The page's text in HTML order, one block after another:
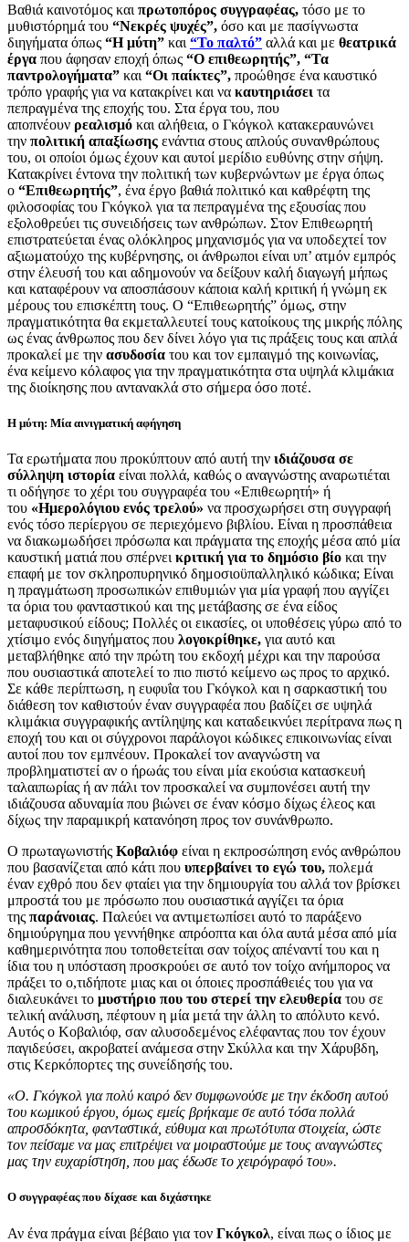
Βαθιά καινοτόμος και πρωτοπόρος συγγραφέας, τόσο με το
μυθιστόρημά του “Νεκρές ψυχές”, όσο και με πασίγνωστα
διηγήματα όπως “Η μύτη” και “Το παλτό” αλλά και με θεατρικά
έργα που άφησαν εποχή όπως “Ο επιθεωρητής”, “Τα
παντρολογήματα” και “Οι παίκτες”, προώθησε ένα καυστικό
τρόπο γραφής για να κατακρίνει και να καυτηριάσει τα
πεπραγμένα της εποχής του. Στα έργα του, που
αποπνέουν ρεαλισμό και αλήθεια, ο Γκόγκολ κατακεραυνώνει
την πολιτική απαξίωσης ενάντια στους απλούς συνανθρώπους
του, οι οποίοι όμως έχουν και αυτοί μερίδιο ευθύνης στην σήψη.
Κατακρίνει έντονα την πολιτική των κυβερνώντων με έργα όπως
ο “Επιθεωρητής”, ένα έργο βαθιά πολιτικό και καθρέφτη της
φιλοσοφίας του Γκόγκολ για τα πεπραγμένα της εξουσίας που
εξολοθρεύει τις συνειδήσεις των ανθρώπων. Στον Επιθεωρητή
επιστρατεύεται ένας ολόκληρος μηχανισμός για να υποδεχτεί τον
αξιωματούχο της κυβέρνησης, οι άνθρωποι είναι υπ’ ατμόν εμπρός
στην έλευσή του και αδημονούν να δείξουν καλή διαγωγή μήπως
και καταφέρουν να αποσπάσουν κάποια καλή κριτική ή γνώμη εκ
μέρους του επισκέπτη τους. Ο “Επιθεωρητής” όμως, στην
πραγματικότητα θα εκμεταλλευτεί τους κατοίκους της μικρής πόλης
ως ένας άνθρωπος που δεν δίνει λόγο για τις πράξεις τους και απλά
προκαλεί με την ασυδοσία του και τον εμπαιγμό της κοινωνίας,
ένα κείμενο κόλαφος για την πραγματικότητα στα υψηλά κλιμάκια
της διοίκησης που αντανακλά στο σήμερα όσο ποτέ.
Η μύτη: Μία αινιγματική αφήγηση
Τα ερωτήματα που προκύπτουν από αυτή την ιδιάζουσα σε
σύλληψη ιστορία είναι πολλά, καθώς ο αναγνώστης αναρωτιέται
τι οδήγησε το χέρι του συγγραφέα του «Επιθεωρητή» ή
του «Ημερολόγιου ενός τρελού» να προσχωρήσει στη συγγραφή
ενός τόσο περίεργου σε περιεχόμενο βιβλίου. Είναι η προσπάθεια
να διακωμωδήσει πρόσωπα και πράγματα της εποχής μέσα από μία
καυστική ματιά που σπέρνει κριτική για το δημόσιο βίο και την
επαφή με τον σκληροπυρηνικό δημοσιοϋπαλληλικό κώδικα; Είναι
η πραγμάτωση προσωπικών επιθυμιών για μία γραφή που αγγίζει
τα όρια του φανταστικού και της μετάβασης σε ένα είδος
μεταφυσικού είδους; Πολλές οι εικασίες, οι υποθέσεις γύρω από το
χτίσιμο ενός διηγήματος που λογοκρίθηκε, για αυτό και
μεταβλήθηκε από την πρώτη του εκδοχή μέχρι και την παρούσα
που ουσιαστικά αποτελεί το πιο πιστό κείμενο ως προς το αρχικό.
Σε κάθε περίπτωση, η ευφυΐα του Γκόγκολ και η σαρκαστική του
διάθεση τον καθιστούν έναν συγγραφέα που βαδίζει σε υψηλά
κλιμάκια συγγραφικής αντίληψης και καταδεικνύει περίτρανα πως η
εποχή του και οι σύγχρονοι παράλογοι κώδικες επικοινωνίας είναι
αυτοί που τον εμπνέουν. Προκαλεί τον αναγνώστη να
προβληματιστεί αν ο ήρωάς του είναι μία εκούσια κατασκευή
ταλαιπωρίας ή αν πάλι τον προσκαλεί να συμπονέσει αυτή την
ιδιάζουσα αδυναμία που βιώνει σε έναν κόσμο δίχως έλεος και
δίχως την παραμικρή κατανόηση προς τον συνάνθρωπο.
Ο πρωταγωνιστής Κοβαλιόφ είναι η εκπροσώπηση ενός ανθρώπου
που βασανίζεται από κάτι που υπερβαίνει το εγώ του, πολεμά
έναν εχθρό που δεν φταίει για την δημιουργία του αλλά τον βρίσκει
μπροστά του με πρόσωπο που ουσιαστικά αγγίζει τα όρια
της παράνοιας. Παλεύει να αντιμετωπίσει αυτό το παράξενο
δημιούργημα που γεννήθηκε απρόοπτα και όλα αυτά μέσα από μία
καθημερινότητα που τοποθετείται σαν τοίχος απέναντί του και η
ίδια του η υπόσταση προσκρούει σε αυτό τον τοίχο ανήμπορος να
πράξει το ο,τιδήποτε μιας και οι όποιες προσπάθειές του για να
διαλευκάνει το μυστήριο που του στερεί την ελευθερία του σε
τελική ανάλυση, πέφτουν η μία μετά την άλλη το απόλυτο κενό.
Αυτός ο Κοβαλιόφ, σαν αλυσοδεμένος ελέφαντας που τον έχουν
παγιδεύσει, ακροβατεί ανάμεσα στην Σκύλλα και την Χάρυβδη,
στις Κερκόπορτες της συνείδησής του.
«Ο. Γκόγκολ για πολύ καιρό δεν συμφωνούσε με την έκδοση αυτού
του κωμικού έργου, όμως εμείς βρήκαμε σε αυτό τόσα πολλά
απροσδόκητα, φανταστικά, εύθυμα και πρωτότυπα στοιχεία, ώστε
τον πείσαμε να μας επιτρέψει να μοιραστούμε με τους αναγνώστες
μας την ευχαρίστηση, που μας έδωσε το χειρόγραφό του».
Ο συγγραφέας που δίχασε και διχάστηκε
Αν ένα πράγμα είναι βέβαιο για τον Γκόγκολ, είναι πως ο ίδιος με